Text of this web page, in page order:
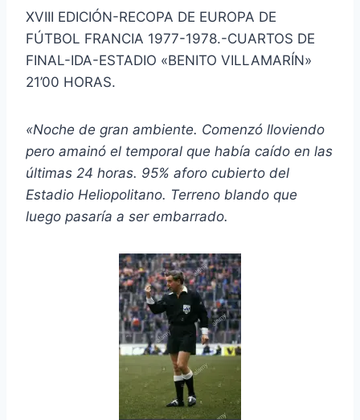
XVIII EDICIÓN-RECOPA DE EUROPA DE
FÚTBOL FRANCIA 1977-1978.-CUARTOS DE
FINAL-IDA-ESTADIO «BENITO VILLAMARÍN»
21’00 HORAS.
«Noche de gran ambiente. Comenzó lloviendo
pero amainó el temporal que había caído en las
últimas 24 horas. 95% aforo cubierto del
Estadio Heliopolitano. Terreno blando que
luego pasaría a ser embarrado.